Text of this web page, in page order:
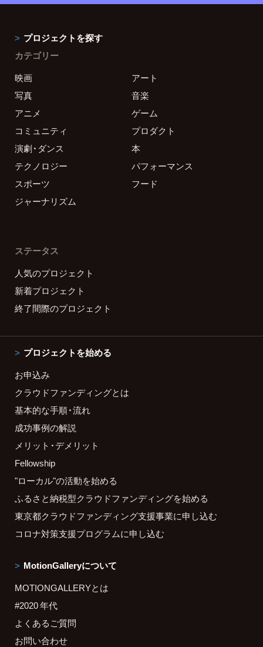
プロジェクトを探す
カテゴリー
映画
アート
写真
音楽
アニメ
ゲーム
コミュニティ
プロダクト
演劇・ダンス
本
テクノロジー
パフォーマンス
スポーツ
フード
ジャーナリズム
ステータス
人気のプロジェクト
新着プロジェクト
終了間際のプロジェクト
プロジェクトを始める
お申込み
クラウドファンディングとは
基本的な手順・流れ
成功事例の解説
メリット・デメリット
Fellowship
"ローカル"の活動を始める
ふるさと納税型クラウドファンディングを始める
東京都クラウドファンディング支援事業に申し込む
コロナ対策支援プログラムに申し込む
MotionGalleryについて
MOTIONGALLERYとは
#2020 年代
よくあるご質問
お問い合わせ